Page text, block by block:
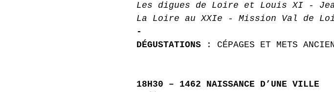
Les digues de Loire et Louis XI -
La Loire au XXIe - Mission Val de
-
DÉGUSTATIONS
: CÉPAGES ET METS
18H30 – 1462 NAISSANCE D’UNE VILLE